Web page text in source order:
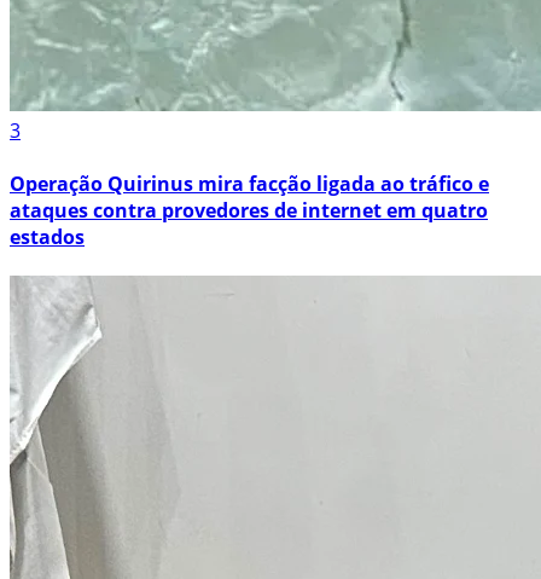
3
Operação Quirinus mira facção ligada ao tráfico e
ataques contra provedores de internet em quatro
estados